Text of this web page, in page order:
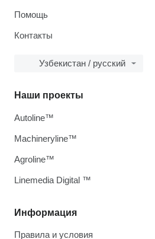
Помощь
Контакты
Узбекистан / русский
Информация
Правила и условия
Наши проекты
Autoline™
Machineryline™
Agroline™
Linemedia Digital ™